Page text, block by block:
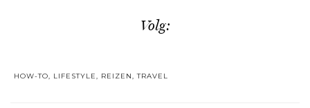
Volg:
HOW-TO, LIFESTYLE, REIZEN,TRAVEL